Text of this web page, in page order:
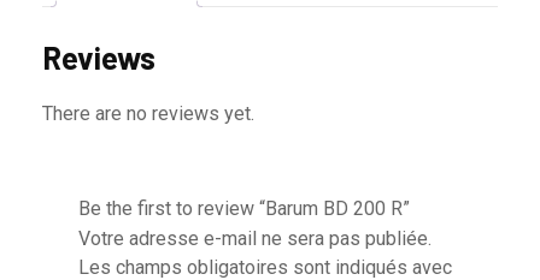
Reviews
There are no reviews yet.
Be the first to review “Barum BD 200 R”
Votre adresse e-mail ne sera pas publiée.
Les champs obligatoires sont indiqués avec